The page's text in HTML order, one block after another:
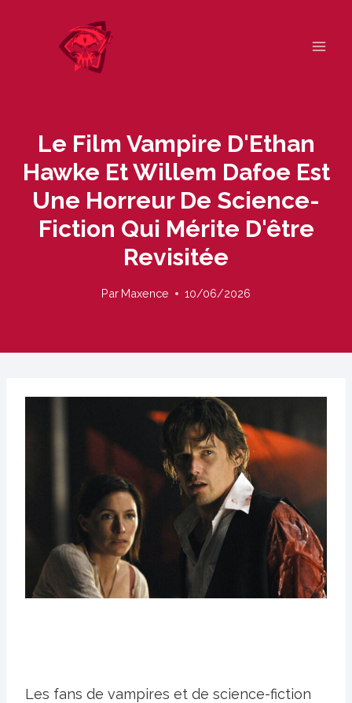
Le Film Vampire D'Ethan
Hawke Et Willem Dafoe Est
Une Horreur De Science-
Fiction Qui Mérite D'être
Revisitée
Par Maxence 10/06/2026
Les fans de vampires et de science-fiction